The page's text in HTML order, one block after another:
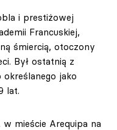
i prestiżowej
Francuskiej,
śmiercią, otoczony
Był ostatnią z
określanego jako
lat.
w mieście Arequipa na